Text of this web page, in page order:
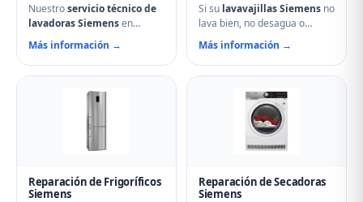
Nuestroservicio técnico de
lavadoras Siemensen
Saldaña soluciona cualquier
avería: problemas de
centrifugado, fugas de agua,
arranque o problemas de
especializados con repuestos
originales Siemens y
reparación el mismo día.
Más información →
Si su lavavajillas Siemens no
lava bien, no desagua o
muestra errores en el display,
nuestro servicio técnico en
Saldaña puede ayudarle.
obstruidos, bombas de
desagüe, problemas de
secado y fallos electrónicos
con piezas originales.
Más información →
Reparación de Frigoríficos
Siemens
Reparación de Secadoras
Siemens